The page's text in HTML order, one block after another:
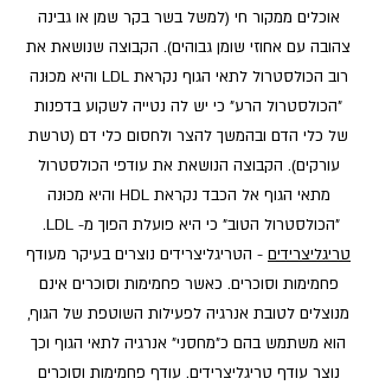
אוכלים ממקור חי (למשל בשר בקר שמן או גבינה
צהובה עם אחוזי שומן גבוהים). הקבוצה שנושאת את
רוב הכולסטרול לתאי הגוף נקראת LDL והיא מכוּנה
"הכולסטרול הרע" כי יש לה נטייה לשקוע בדפנות
של כלי הדם ובהמשך להצר ולחסום כלי דם (טרשת
עורקים). הקבוצה הנושאת את עודפי הכולסטרול
מתאי הגוף אל הכבד נקראת HDL והיא מכוּנה
"הכולסטרול הטוב" כי היא פועלת הפוך מ- LDL.
טריגליצרידים - הטריגליצרידים נוצרים בעיקר מעודף
פחמימות וסוכרים. כאשר פחמימות וסוכרים אינם
מנוצלים לטובת אנרגיה לפעילות השוטפת של הגוף,
הוא משתמש בהם כ"מחסני" אנרגיה לתאי הגוף וכך
נוצר עודף טריגליצרידים. עודף פחמימות וסוכרים